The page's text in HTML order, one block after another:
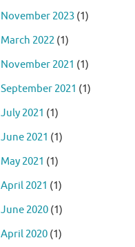
November 2023 (1)
March 2022 (1)
November 2021 (1)
September 2021 (1)
July 2021 (1)
June 2021 (1)
May 2021 (1)
April 2021 (1)
June 2020 (1)
April 2020 (1)